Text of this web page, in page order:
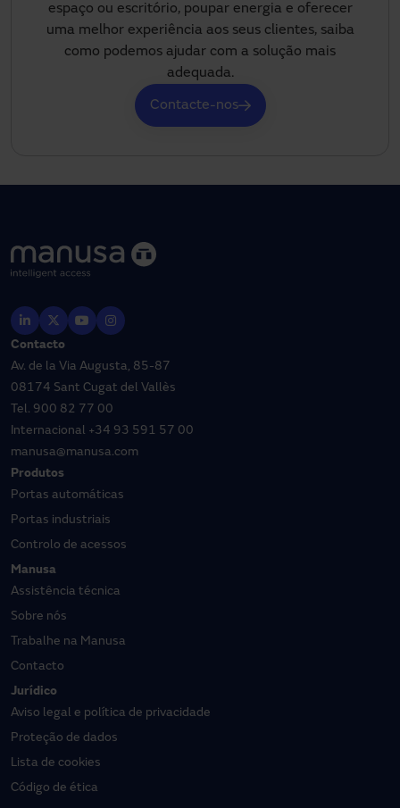
espaço ou escritório, poupar energia e oferecer
uma melhor experiência aos seus clientes, saiba
como podemos ajudar com a solução mais
adequada.
Contacte-nos
Contacto
Av. de la Via Augusta, 85-87
08174 Sant Cugat del Vallès
Tel. 900 82 77 00
Internacional +34 93 591 57 00
manusa@manusa.com
Produtos
Portas automáticas
Portas industriais
Controlo de acessos
Manusa
Assistência técnica
Sobre nós
Trabalhe na Manusa
Contacto
Jurídico
Aviso legal e política de privacidade
Proteção de dados
Lista de cookies
Código de ética